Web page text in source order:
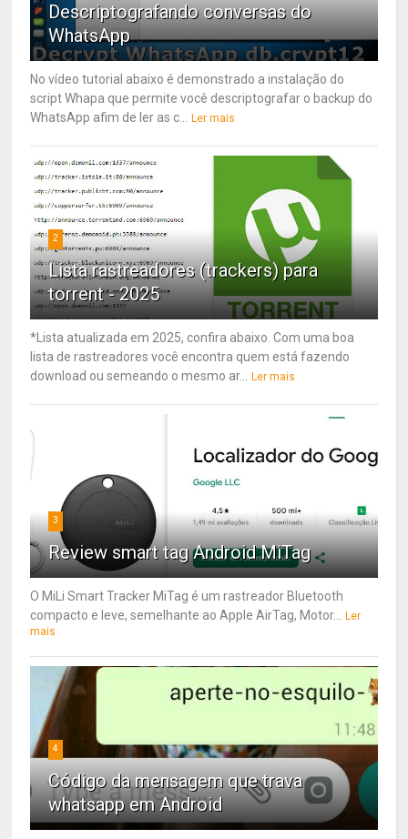
Descriptografando conversas do
WhatsApp
No vídeo tutorial abaixo é demonstrado a instalação do
script Whapa que permite você descriptografar o backup do
WhatsApp afim de ler as c... Ler mais
2
Lista rastreadores (trackers) para
torrent - 2025
*Lista atualizada em 2025, confira abaixo. Com uma boa
lista de rastreadores você encontra quem está fazendo
download ou semeando o mesmo ar... Ler mais
3
Review smart tag Android MiTag
O MiLi Smart Tracker MiTag é um rastreador Bluetooth
compacto e leve, semelhante ao Apple AirTag, Motor... Ler
mais
4
Código da mensagem que trava
whatsapp em Android